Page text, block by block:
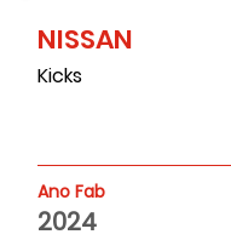
NISSAN
17000
Kicks
Ano Fab
2024